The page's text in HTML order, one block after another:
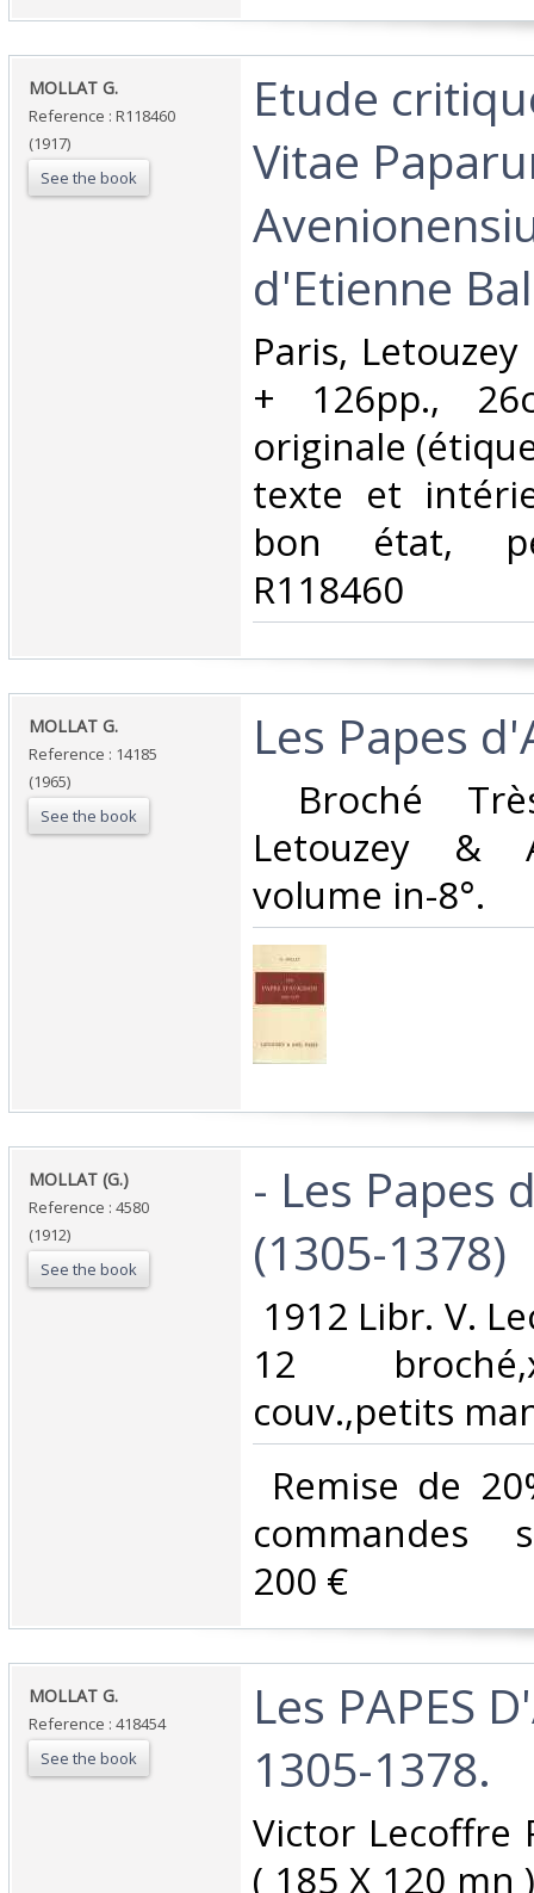
‎MOLLAT G.‎
Reference : R118460
(1917)
See the book
‎Etude
Vitae
d'Etienne
‎Paris,
+ 126pp.,
originale
texte et
bon état,
R118460‎
‎MOLLAT G.‎
Reference : 14185
(1965)
See the book
‎Les Papes
Broché
Letouzey &
volume in-8°.‎
‎MOLLAT (G.) ‎
Reference : 4580
(1912)
See the book
‎- Les Papes
(1305-1378)‎
1912 Libr. V.
12
couv.,petits
Remise de
commandes
200 €‎
‎MOLLAT G.‎
Reference : 418454
See the book
‎Les PAPES
1305-1378.‎
‎Victor Lecoffre
( 185 X 120 mn